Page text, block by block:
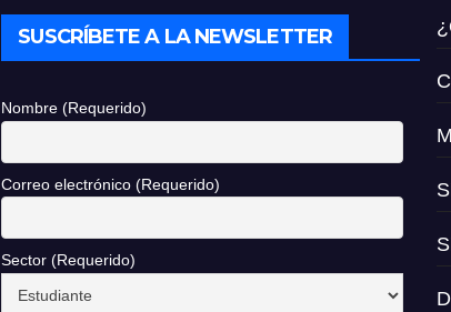
SUSCRÍBETE A LA NEWSLETTER
Nombre (Requerido)
Correo electrónico (Requerido)
Sector (Requerido)